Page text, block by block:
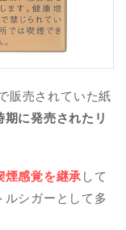
販売されていた紙
期に発売されたリ
煙感覚を継承 して
ルシガーとして多